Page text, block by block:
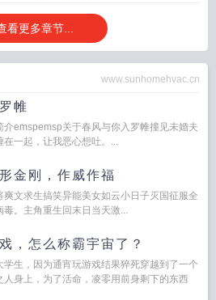
看更多章节...
www.sunhomehvac.cn
帷
介emspemsp关于春风与你入罗帷撞见未婚夫
在一起，让我恶心想吐。...
金刚，作威作福
爽文求生搞笑异能美女如云小日子灭国征服全
毒。主角重生回末日当天激...
，怎么称霸宇宙了？
学生，因为通宵玩游戏结果猝死穿越到了一个
人身上，为了活命，凌零用前身剩下的东西